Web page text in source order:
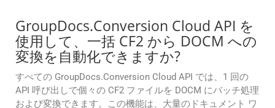
GroupDocs.Conversion Cloud API を
使用して、一括 CF2 から DOCM への
変換を自動化できますか?
すべての GroupDocs.Conversion Cloud API では、1 回の
API 呼び出しで個々の CF2 ファイルを DOCM にバッチ処理
および変換できます。この機能は、大量のドキュメント ワ